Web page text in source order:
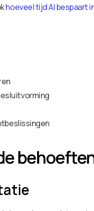
hoeveel tijd AI bespaart